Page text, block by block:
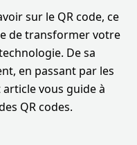
sur le QR code, ce
de transformer votre
De sa
en passant par les
vous guide à
QR codes.